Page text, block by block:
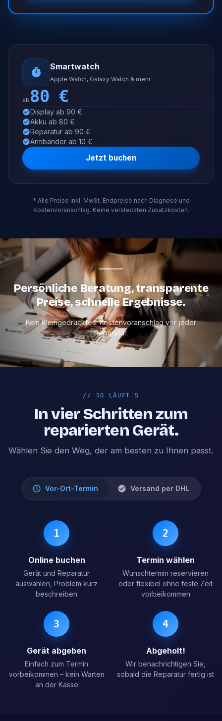
Smartwatch
Apple Watch, Galaxy Watch & mehr
ab 80 €
Display ab 90 €
Akku ab 80 €
Reparatur ab 90 €
Armbänder ab 10 €
Jetzt buchen
* Alle Preise inkl. MwSt. Endpreise nach Diagnose und
Kostenvoranschlag. Keine versteckten Zusatzkosten.
Persönliche Beratung, transparente
Preise, schnelle Ergebnisse.
Kein Kleingedrucktes. Kostenvoranschlag vor jeder
Reparatur.
// SO LÄUFT'S
In vier Schritten zum
reparierten Gerät.
Wählen Sie den Weg, der am besten zu Ihnen passt.
Vor-Ort-Termin Versand per DHL
1
Online buchen
Gerät und Reparatur
auswählen, Problem kurz
beschreiben
2
Termin wählen
Wunschtermin reservieren
oder flexibel ohne feste Zeit
vorbeikommen
3
Gerät abgeben
Einfach zum Termin
vorbeikommen – kein Warten
an der Kasse
4
Abgeholt!
Wir benachrichtigen Sie,
sobald die Reparatur fertig ist